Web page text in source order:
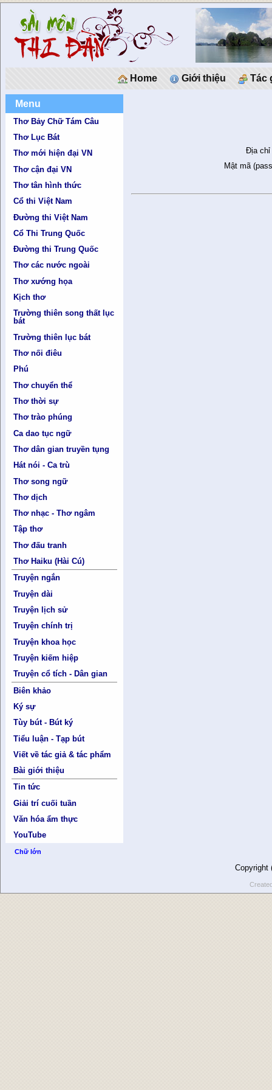
Home Giới thiệu Tác
Menu
Thơ Bảy Chữ Tám Câu
Thơ Lục Bát
Thơ mới hiện đại VN
Thơ cận đại VN
Thơ tân hình thức
Cổ thi Việt Nam
Đường thi Việt Nam
Cổ Thi Trung Quốc
Đường thi Trung Quốc
Thơ các nước ngoài
Thơ xướng họa
Kịch thơ
Trường thiên song thất lục
bát
Trường thiên lục bát
Thơ nối điêu
Phú
Thơ chuyển thể
Thơ thời sự
Thơ trào phúng
Ca dao tục ngữ
Thơ dân gian truyền tụng
Hát nói - Ca trù
Thơ song ngữ
Thơ dịch
Thơ nhạc - Thơ ngâm
Tập thơ
Thơ đấu tranh
Thơ Haiku (Hài Cú)
Truyện ngắn
Truyện dài
Truyện lịch sử
Truyện chính trị
Truyện khoa học
Truyện kiếm hiệp
Truyện cổ tích - Dân gian
Biên khảo
Ký sự
Tùy bút - Bút ký
Tiểu luận - Tạp bút
Viết về tác giả & tác phẩm
Bài giới thiệu
Tin tức
Giải trí cuối tuần
Văn hóa ẩm thực
YouTube
Chữ lớn
Địa chỉ
Mật mã
Copyright